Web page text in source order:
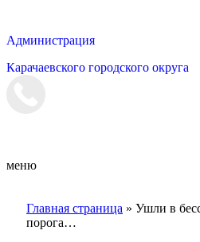
Администрация
Карачаевского городского округа
меню
Главная страница » Ушли в
порога…